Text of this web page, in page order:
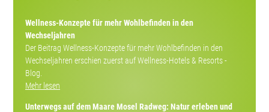
Wellness-Konzepte für mehr Wohlbefinden in den
Wechseljahren
Der Beitrag Wellness-Konzepte für mehr Wohlbefinden in den
Wechseljahren erschien zuerst auf Wellness-Hotels & Resorts -
Blog.
Mehr lesen
Unterwegs auf dem Maare Mosel Radweg: Natur erleben und